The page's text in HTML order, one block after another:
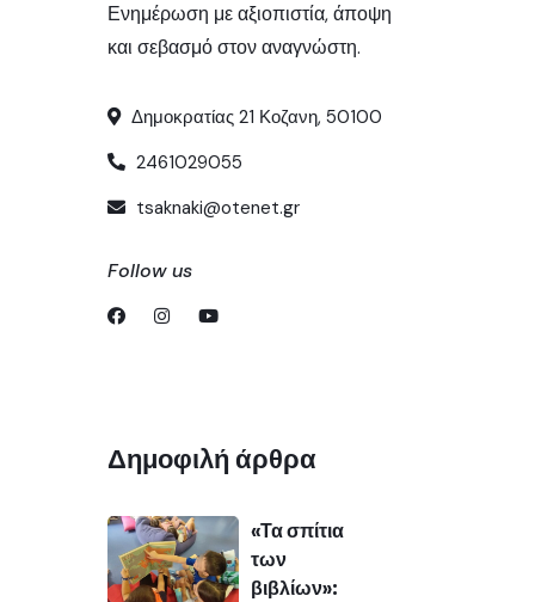
Ενημέρωση με αξιοπιστία, άποψη
και σεβασμό στον αναγνώστη.
Δημοκρατίας 21 Κοζανη, 50100
2461029055
tsaknaki@otenet.gr
Follow us
Δημοφιλή άρθρα
«Τα σπίτια
των
βιβλίων»: